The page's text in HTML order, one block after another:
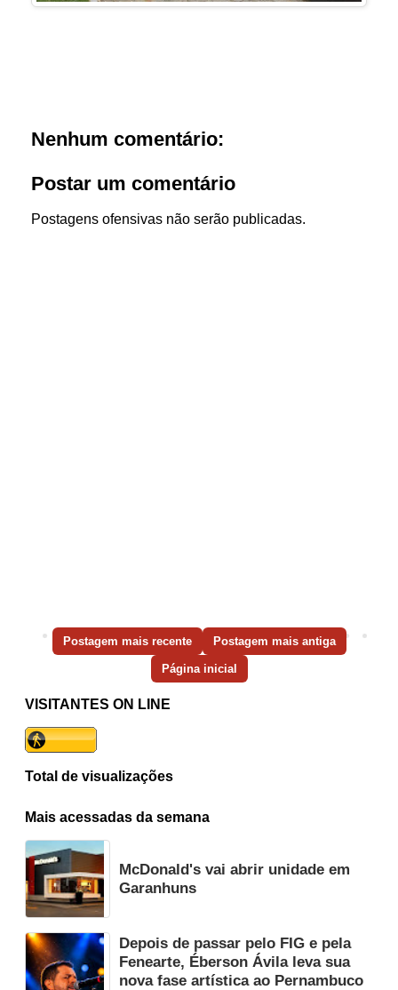
Nenhum comentário:
Postar um comentário
Postagens ofensivas não serão publicadas.
Postagem mais recente Postagem mais antiga
Página inicial
VISITANTES ON LINE
Total de visualizações
Mais acessadas da semana
McDonald's vai abrir unidade em
Garanhuns
Depois de passar pelo FIG e pela
Fenearte, Éberson Ávila leva sua
nova fase artística ao Pernambuco